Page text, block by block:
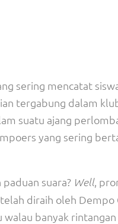
sering mencatat
tergabung dalam
suatu ajang
yang sering
suara? Well,
diraih oleh Dempo
walau banyak